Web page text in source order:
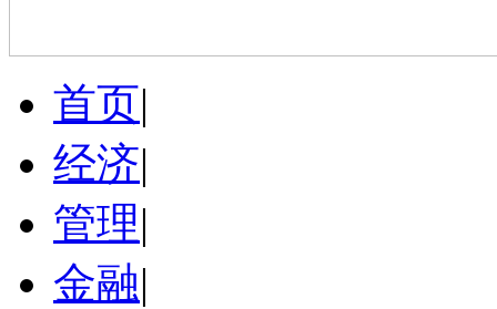
首页|
经济|
管理|
金融|